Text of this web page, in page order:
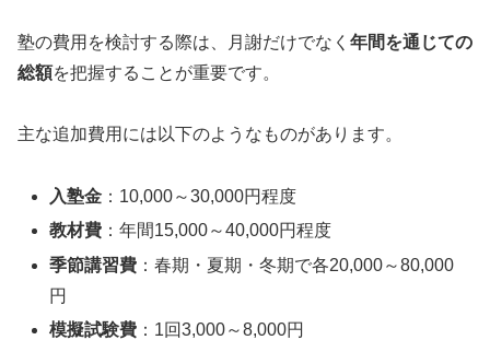
塾の費用を検討する際は、月謝だけでなく 年間を通じての
総額を把握することが重要です。
主な追加費用には以下のようなものがあります。
入塾金 ：10,000～30,000円程度
教材費 ：年間15,000～40,000円程度
季節講習費 ：春期・夏期・冬期で各20,000～80,000
円
模擬試験費 ：1回3,000～8,000円